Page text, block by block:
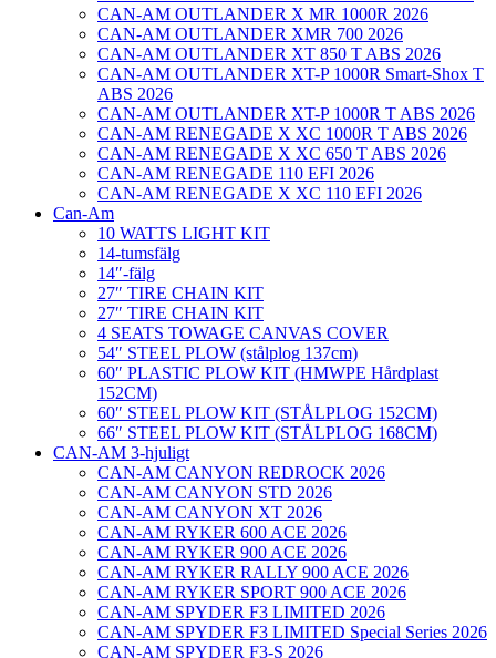
CAN-AM OUTLANDER X MR 1000R 2026
CAN-AM OUTLANDER XMR 700 2026
CAN-AM OUTLANDER XT 850 T ABS 2026
CAN-AM OUTLANDER XT-P 1000R Smart-Shox T
ABS 2026
CAN-AM OUTLANDER XT-P 1000R T ABS 2026
CAN-AM RENEGADE X XC 1000R T ABS 2026
CAN-AM RENEGADE X XC 650 T ABS 2026
CAN-AM RENEGADE 110 EFI 2026
CAN-AM RENEGADE X XC 110 EFI 2026
Can-Am
10 WATTS LIGHT KIT
14-tumsfälg
14″-fälg
27″ TIRE CHAIN KIT
27″ TIRE CHAIN KIT
4 SEATS TOWAGE CANVAS COVER
54″ STEEL PLOW (stålplog 137cm)
60″ PLASTIC PLOW KIT (HMWPE Hårdplast
152CM)
60″ STEEL PLOW KIT (STÅLPLOG 152CM)
66″ STEEL PLOW KIT (STÅLPLOG 168CM)
CAN-AM 3-hjuligt
CAN-AM CANYON REDROCK 2026
CAN-AM CANYON STD 2026
CAN-AM CANYON XT 2026
CAN-AM RYKER 600 ACE 2026
CAN-AM RYKER 900 ACE 2026
CAN-AM RYKER RALLY 900 ACE 2026
CAN-AM RYKER SPORT 900 ACE 2026
CAN-AM SPYDER F3 LIMITED 2026
CAN-AM SPYDER F3 LIMITED Special Series 2026
CAN-AM SPYDER F3-S 2026